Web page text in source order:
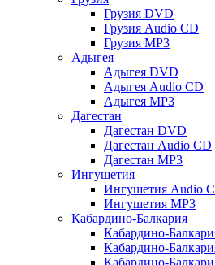
Грузия DVD
Грузия Audio CD
Грузия MP3
Адыгея
Адыгея DVD
Адыгея Audio CD
Адыгея MP3
Дагестан
Дагестан DVD
Дагестан Audio CD
Дагестан MP3
Ингушетия
Ингушетия Audio
Ингушетия MP3
Кабардино-Балкария
Кабардино-
Кабардино-
Кабардино-